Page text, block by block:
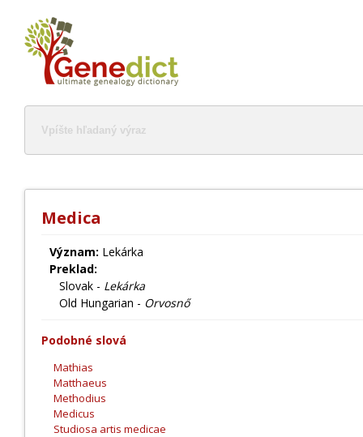
Medica
Význam: Lekárka
Preklad:
Slovak - Lekárka
Old Hungarian - Orvosnő
Podobné slová
Mathias
Matthaeus
Methodius
Medicus
Studiosa artis medicae